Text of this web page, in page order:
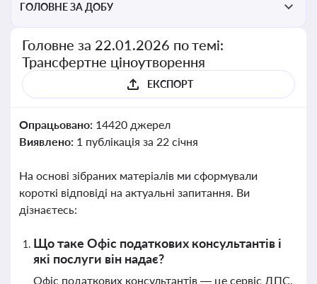
ГОЛОВНЕ ЗА ДОБУ
Головне за 22.01.2026 по темі:
Трансфертне ціноутворення
ЕКСПОРТ
Опрацьовано: 14420 джерел
Виявлено: 1 публікація за 22 січня
На основі зібраних матеріалів ми сформували
короткі відповіді на актуальні запитання. Ви
дізнаєтесь:
Що таке Офіс податкових консультантів і
які послуги він надає?
Офіс податкових консультантів — це сервіс ДПС,